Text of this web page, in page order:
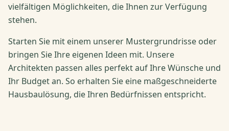
vielfältigen Möglichkeiten, die Ihnen zur Verfügung
stehen.
Starten Sie mit einem unserer Mustergrundrisse oder
bringen Sie Ihre eigenen Ideen mit. Unsere
Architekten passen alles perfekt auf Ihre Wünsche und
Ihr Budget an. So erhalten Sie eine maßgeschneiderte
Hausbaulösung, die Ihren Bedürfnissen entspricht.